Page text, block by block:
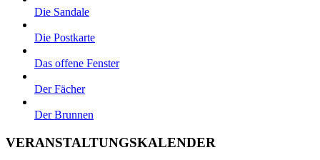
Die Sandale
Die Postkarte
Das offene Fenster
Der Fächer
Der Brunnen
VERANSTALTUNGSKALENDER